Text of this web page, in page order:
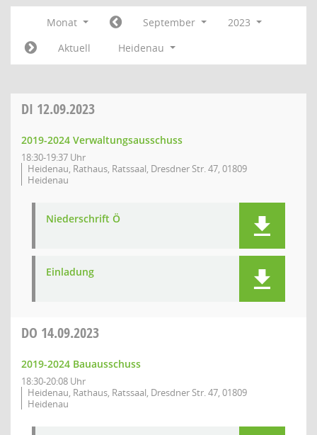
Monat September
2023
Aktuell
Heidenau
DI 12.09.2023
2019-2024 Verwaltungsausschuss
18:30-19:37 Uhr
Heidenau, Rathaus, Ratssaal, Dresdner Str. 47, 01809
Heidenau
Niederschrift Ö
Einladung
DO 14.09.2023
2019-2024 Bauausschuss
18:30-20:08 Uhr
Heidenau, Rathaus, Ratssaal, Dresdner Str. 47, 01809
Heidenau